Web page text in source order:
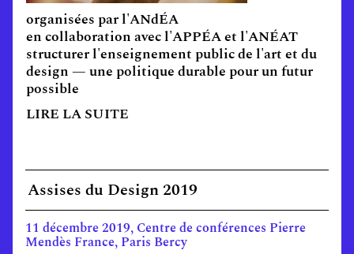
organisées par l'ANdÉA
en collaboration avec l'APPÉA et l'ANÉAT
structurer l'enseignement public de l'art et du
design — une politique durable pour un futur
possible
LIRE LA SUITE
Assises du Design 2019
11 décembre 2019, Centre de conférences Pierre
Mendès France, Paris Bercy